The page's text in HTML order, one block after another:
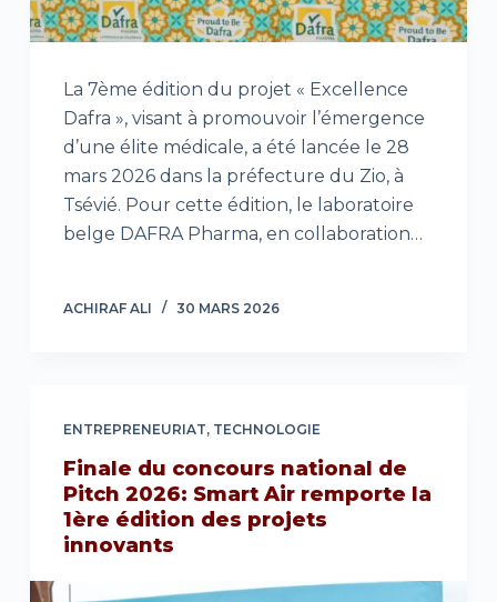
La 7ème édition du projet « Excellence
Dafra », visant à promouvoir l’émergence
d’une élite médicale, a été lancée le 28
mars 2026 dans la préfecture du Zio, à
Tsévié. Pour cette édition, le laboratoire
belge DAFRA Pharma, en collaboration…
ACHIRAF ALI 30 MARS 2026
ENTREPRENEURIAT, TECHNOLOGIE
Finale du concours national de
Pitch 2026: Smart Air remporte la
1ère édition des projets
innovants